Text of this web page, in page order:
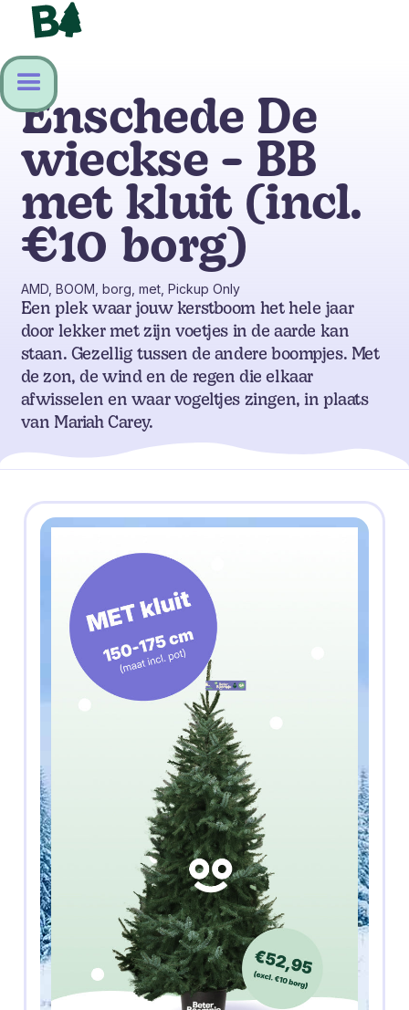
Enschede De
wieckse - BB
met kluit (incl.
€10 borg)
AMD, BOOM, borg, met, Pickup Only
Een plek waar jouw kerstboom het hele jaar
door lekker met zijn voetjes in de aarde kan
staan. Gezellig tussen de andere boompjes. Met
de zon, de wind en de regen die elkaar
afwisselen en waar vogeltjes zingen, in plaats
van Mariah Carey.